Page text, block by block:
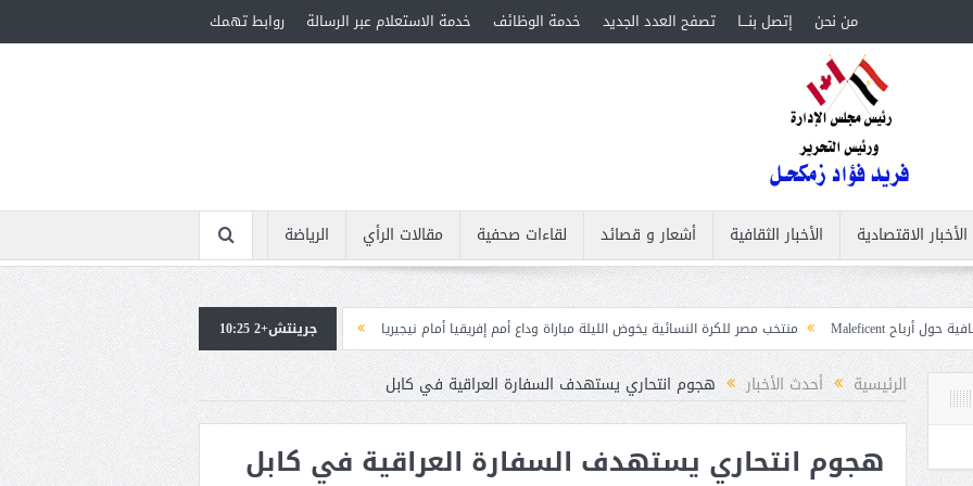
من نحن إتصل بنـــا تصفح العدد الجديد خدمة الوظائف خدمة الاستعلام عبر الرسالة روابط تهمك
الأخبار الاقتصادية الأخبار الثقافية أشعار و قصائد لقاءات صحفية مقالات الرأي
الرياضة
منتخب مصر للكرة النسائية يخوض الليلة مباراة وداع أمم إفريقيا أمام نيجيريا
استقبال جماهيرى حاشد لمحمد صلاح لدى وصوله إلى تركيا لإتمام انتقاله إلى
جرينتش+2 10:25
الرئيسية أحدث الأخبار هجوم انتحاري يستهدف السفارة العراقية في كابل
هجوم انتحاري يستهدف السفارة العراقية في كابل